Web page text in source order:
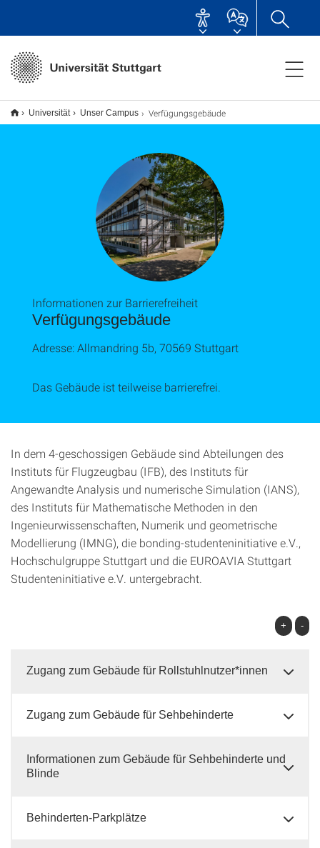
Universität Unser Campus Verfügungsgebäude
Verfügungsgebäude
Informationen zur Barrierefreiheit
Adresse: Allmandring 5b, 70569 Stuttgart
Das Gebäude ist teilweise barrierefrei.
In dem 4-geschossigen Gebäude sind Abteilungen des
Instituts für Flugzeugbau (IFB), des Instituts für
Angewandte Analysis und numerische Simulation (IANS),
des Instituts für Mathematische Methoden in den
Ingenieurwissenschaften, Numerik und geometrische
Modellierung (IMNG), die bonding-studenteninitiative e.V.,
Hochschulgruppe Stuttgart und die EUROAVIA Stuttgart
Studenteninitiative e.V. untergebracht.
+ -
Zugang zum Gebäude für Rollstuhlnutzer*innen
Zugang zum Gebäude für Sehbehinderte
Informationen zum Gebäude für Sehbehinderte und
Blinde
Behinderten-Parkplätze